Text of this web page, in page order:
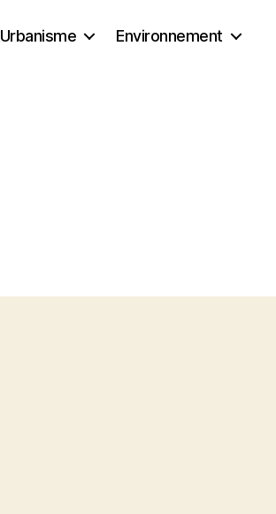
Urbanisme Environnement